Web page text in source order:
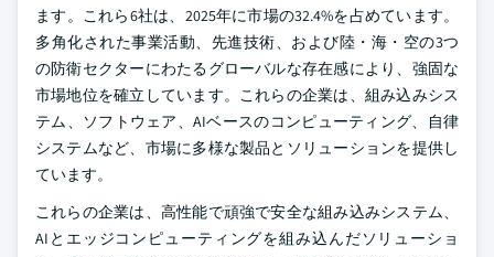
ます。これら6社は、2025年に市場の32.4%を占めています。
多角化された事業活動、先進技術、および陸・海・空の3つ
の防衛セクターにわたるグローバルな存在感により、強固な
市場地位を確立しています。これらの企業は、組み込みシス
テム、ソフトウェア、AIベースのコンピューティング、自律
システムなど、市場に多様な製品とソリューションを提供し
ています。
これらの企業は、高性能で頑強で安全な組み込みシステム、
AIとエッジコンピューティングを組み込んだソリューショ